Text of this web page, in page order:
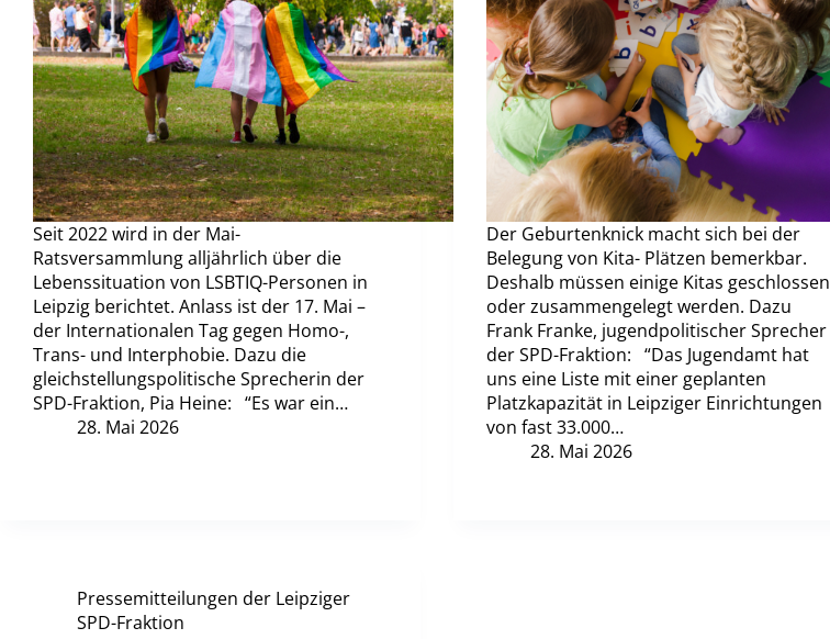
Seit 2022 wird in der Mai-
Ratsversammlung alljährlich über die
Lebenssituation von LSBTIQ-Personen in
Leipzig berichtet. Anlass ist der 17. Mai –
der Internationalen Tag gegen Homo-,
Trans- und Interphobie. Dazu die
gleichstellungspolitische Sprecherin der
SPD-Fraktion, Pia Heine: “Es war ein…
28. Mai 2026
Der Geburtenknick macht sich bei der
Belegung von Kita- Plätzen bemerkbar.
Deshalb müssen einige Kitas geschlossen
oder zusammengelegt werden. Dazu
Frank Franke, jugendpolitischer Sprecher
der SPD-Fraktion: “Das Jugendamt hat
uns eine Liste mit einer geplanten
Platzkapazität in Leipziger Einrichtungen
von fast 33.000…
28. Mai 2026
Pressemitteilungen der Leipziger
SPD-Fraktion